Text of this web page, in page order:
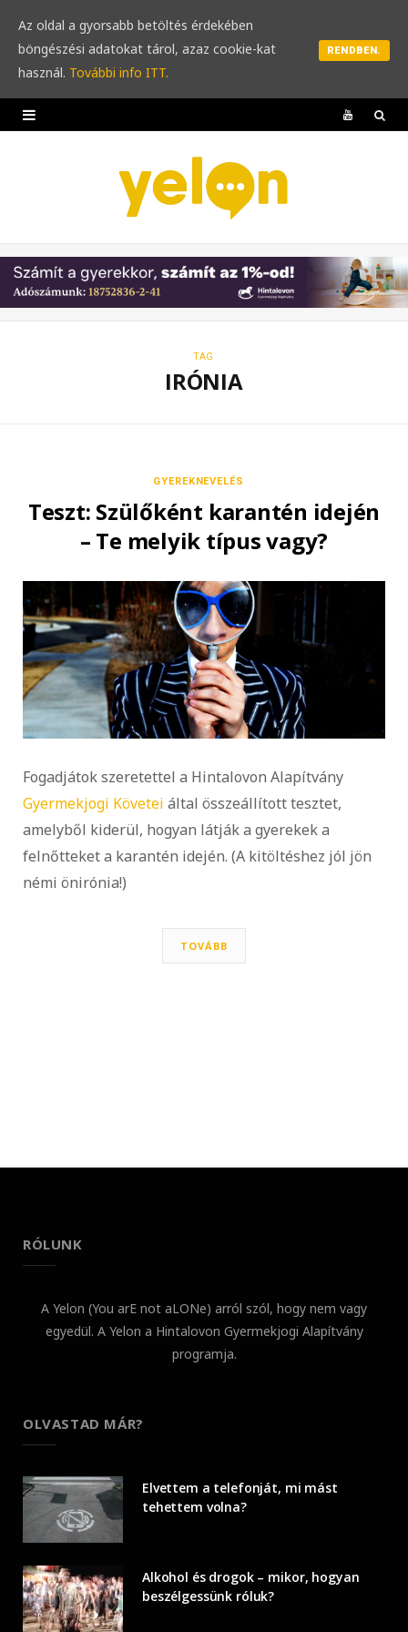
Y
u
b
e
TAG
IRÓNIA
GYEREKNEVELÉS
Teszt: Szülőként karantén idején
– Te melyik típus vagy?
Fogadjátok szeretettel a Hintalovon Alapítvány
Gyermekjogi Követei által összeállított tesztet,
amelyből kiderül, hogyan látják a gyerekek a
felnőtteket a karantén idején. (A kitöltéshez jól jön
némi önirónia!)
TOVÁBB
RÓLUNK
A Yelon (You arE not aLONe) arról szól, hogy nem vagy
egyedül. A Yelon a Hintalovon Gyermekjogi Alapítvány
programja.
OLVASTAD MÁR?
Elvettem a telefonját, mi mást
tehettem volna?
Alkohol és drogok – mikor, hogyan
beszélgessünk róluk?
Az oldal a gyorsabb betöltés érdekében
böngészési adatokat tárol, azaz cookie-kat
használ. További info ITT.
RENDBEN.